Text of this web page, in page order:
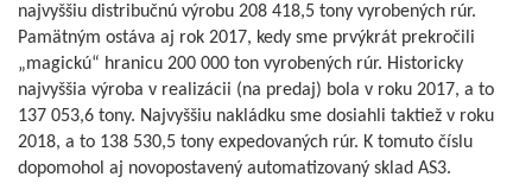
najvyššiu distribučnú výrobu 208 418,5 tony vyrobených rúr.
Pamätným ostáva aj rok 2017, kedy sme prvýkrát prekročili
„magickú“ hranicu 200 000 ton vyrobených rúr. Historicky
najvyššia výroba v realizácii (na predaj) bola v roku 2017, a to
137 053,6 tony. Najvyššiu nakládku sme dosiahli taktiež v roku
2018, a to 138 530,5 tony expedovaných rúr. K tomuto číslu
dopomohol aj novopostavený automatizovaný sklad AS3.